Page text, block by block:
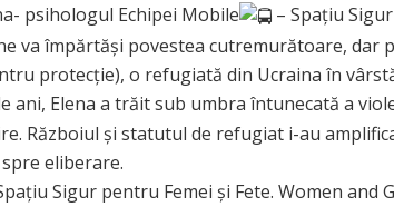
psihologul Echipei Mobile
– Spațiu
va împărtăși povestea cutremurătoare, dar
protecție), o refugiată din Ucraina în
ani, Elena a trăit sub umbra întunecată a
Războiul și statutul de refugiat i-au
eliberare.
Sigur pentru Femei și Fete. Women and